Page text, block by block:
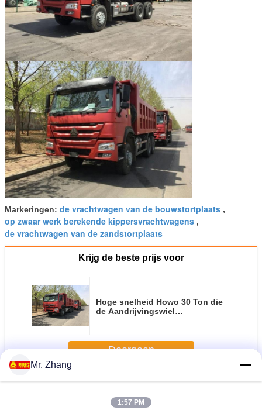
Markeringen: de vrachtwagen van de bouwstortplaats ,
op zwaar werk berekende kippersvrachtwagens ,
de vrachtwagen van de zandstortplaats
Krijg de beste prijs voor
Hoge snelheid Howo 30 Ton die
de Aandrijvingswiel
6x4
Doorgaan
MeerOp zwaar werk berekende Stortplaatsvrachtwagen
Mr. Zhang
1:57 PM